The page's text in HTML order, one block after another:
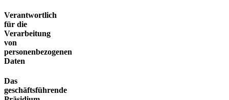
Verantwortlich
für die
Verarbeitung
von
personenbezogenen
Daten
Das
geschäftsführende